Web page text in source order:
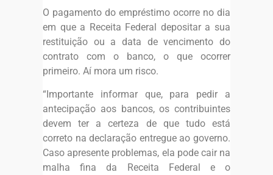
O pagamento do empréstimo ocorre no dia
em que a Receita Federal depositar a sua
restituição ou a data de vencimento do
contrato com o banco, o que ocorrer
primeiro. Aí mora um risco.
“Importante informar que, para pedir a
antecipação aos bancos, os contribuintes
devem ter a certeza de que tudo está
correto na declaração entregue ao governo.
Caso apresente problemas, ela pode cair na
malha fina da Receita Federal e o